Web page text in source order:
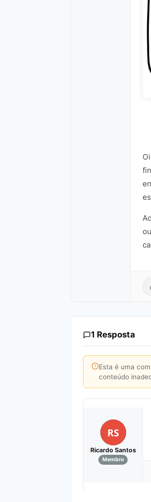
1 Resposta
Esta é uma
conteúdo
RS
Ricardo Santos
Membro